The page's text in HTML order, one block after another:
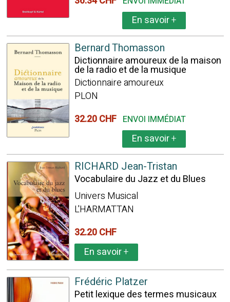
En savoir+
Bernard Thomasson
Dictionnaire amoureux de la maison
de la radio et de la musique
Dictionnaire amoureux
PLON
32.20 CHF ENVOI IMMÉDIAT
En savoir+
RICHARD Jean-Tristan
Vocabulaire du Jazz et du Blues
Univers Musical
L'HARMATTAN
32.20 CHF
En savoir+
Frédéric Platzer
Petit lexique des termes musicaux